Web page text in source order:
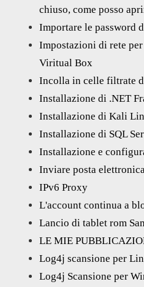
chiuso, come posso
Importare le password
Impostazioni di rete
Viritual Box
Incolla in celle filtrate
Installazione di .NET
Installazione di Kali
Installazione di SQL
Installazione e
Inviare posta
IPv6 Proxy
L'account continua a
Lancio di tablet rom
LE MIE
Log4j scansione per
Log4j Scansione per